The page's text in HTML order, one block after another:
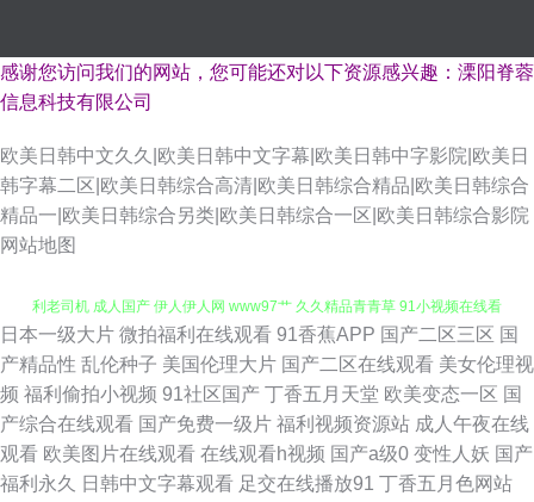
感谢您访问我们的网站，您可能还对以下资源感兴趣：溧阳脊蓉
信息科技有限公司
欧美日韩中文久久|欧美日韩中文字幕|欧美日韩中字影院|欧美日
韩字幕二区|欧美日韩综合高清|欧美日韩综合精品|欧美日韩综合
精品一|欧美日韩综合另类|欧美日韩综合一区|欧美日韩综合影院
网站地图
国产理论三级 五月天婷婷色图 亚洲激情午夜丁香 国内草逼中文字幕 人妻福
利老司机 成人国产 伊人伊人网 www97艹 久久精品青青草 91小视频在线看
51偷拍 亚洲色图4app 国产a成人 AV网站网址 婷婷基地qvod 国内自拍AV一
日本一级大片 微拍福利在线观看 91香蕉APP 国产二区三区 国
产精品性 乱伦种子 美国伦理大片 国产二区在线观看 美女伦理视
频 福利偷拍小视频 91社区国产 丁香五月天堂 欧美变态一区 国
产综合在线观看 国产免费一级片 福利视频资源站 成人午夜在线
观看 欧美图片在线观看 在线观看h视频 国产a级0 变性人妖 国产
福利永久
日韩中文字幕观看 足交在线播放91 丁香五月色网站